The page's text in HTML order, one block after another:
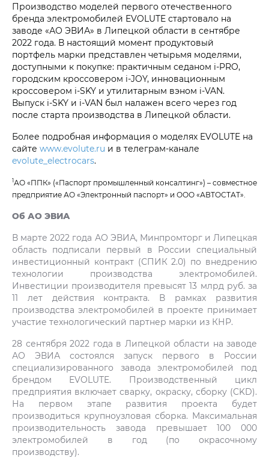
Производство моделей первого отечественного
бренда электромобилей EVOLUTE стартовало на
заводе «АО ЭВИА» в Липецкой области в сентябре
2022 года. В настоящий момент продуктовый
портфель марки представлен четырьмя моделями,
доступными к покупке: практичным седаном i‑PRO,
городским кроссовером i‑JOY, инновационным
кроссовером i‑SKY и утилитарным вэном i‑VAN.
Выпуск i‑SKY и i‑VAN был налажен всего через год
после старта производства в Липецкой области.
Более подробная информация о моделях EVOLUTE на
сайте www.evolute.ru и в телеграм-канале
evolute_electrocars.
1АО «ППК» («Паспорт промышленный консалтинг») – совместное
предприятие АО «Электронный паспорт» и ООО «АВТОСТАТ».
Об АО ЭВИА
В марте 2022 года АО ЭВИА, Минпромторг и Липецкая
область подписали первый в России специальный
инвестиционный контракт (СПИК 2.0) по внедрению
технологии производства электромобилей.
Инвестиции производителя превысят 13 млрд руб. за
11 лет действия контракта. В рамках развития
производства электромобилей в проекте принимает
участие технологический партнер марки из КНР.
28 сентября 2022 года в Липецкой области на заводе
АО ЭВИА состоялся запуск первого в России
специализированного завода электромобилей под
брендом EVOLUTE. Производственный цикл
предприятия включает сварку, окраску, сборку (CKD).
На первом этапе развития проекта будет
производиться крупноузловая сборка. Максимальная
производительность завода превышает 100 000
электромобилей в год (по окрасочному
производству).